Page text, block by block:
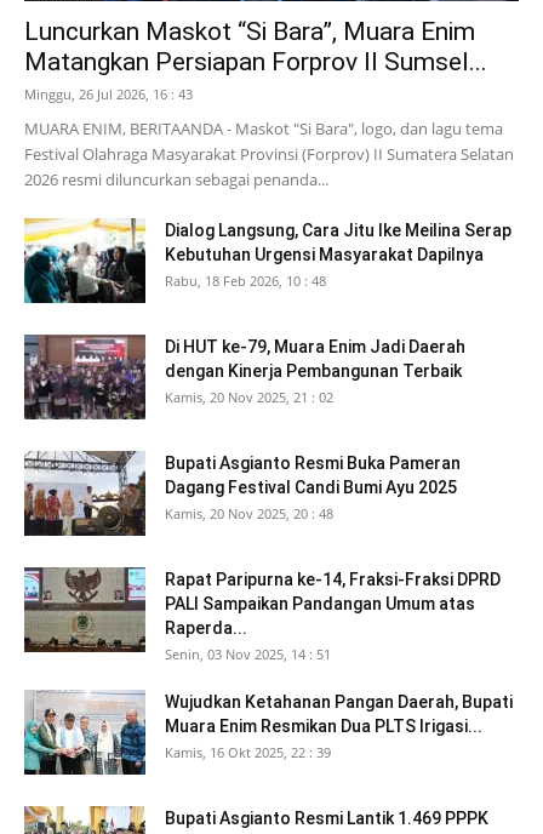
Luncurkan Maskot “Si Bara”, Muara Enim
Matangkan Persiapan Forprov II Sumsel...
Minggu, 26 Jul 2026, 16 : 43
MUARA ENIM, BERITAANDA - Maskot "Si Bara", logo, dan lagu tema
Festival Olahraga Masyarakat Provinsi (Forprov) II Sumatera Selatan
2026 resmi diluncurkan sebagai penanda...
Dialog Langsung, Cara Jitu Ike Meilina Serap
Kebutuhan Urgensi Masyarakat Dapilnya
Rabu, 18 Feb 2026, 10 : 48
Di HUT ke-79, Muara Enim Jadi Daerah
dengan Kinerja Pembangunan Terbaik
Kamis, 20 Nov 2025, 21 : 02
Bupati Asgianto Resmi Buka Pameran
Dagang Festival Candi Bumi Ayu 2025
Kamis, 20 Nov 2025, 20 : 48
Rapat Paripurna ke-14, Fraksi-Fraksi DPRD
PALI Sampaikan Pandangan Umum atas
Raperda...
Senin, 03 Nov 2025, 14 : 51
Wujudkan Ketahanan Pangan Daerah, Bupati
Muara Enim Resmikan Dua PLTS Irigasi...
Kamis, 16 Okt 2025, 22 : 39
Bupati Asgianto Resmi Lantik 1.469 PPPK